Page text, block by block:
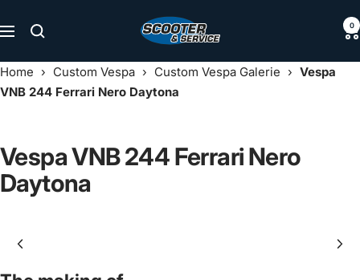
zum
Navigation
Scooter
Service
0
Home › Custom Vespa › Custom Vespa Galerie › Vespa
VNB 244 Ferrari Nero Daytona
Vespa VNB 244 Ferrari Nero
Daytona